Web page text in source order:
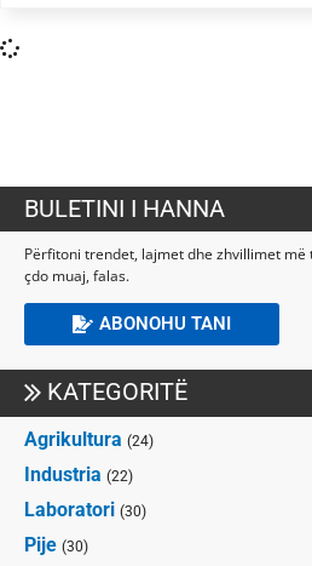
BULETINI I HANNA
Përfitoni trendet, lajmet dhe zhvillimet
çdo muaj, falas.
ABONOHU TANI
KATEGORITË
Agrikultura (24)
Industria (22)
Laboratori (30)
Pije (30)